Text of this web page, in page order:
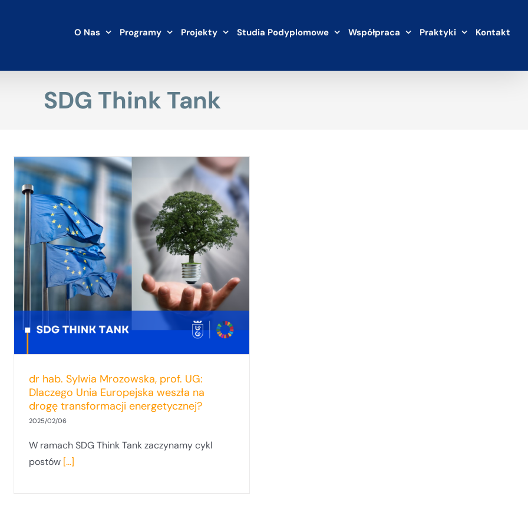
O Nas Programy Projekty Studia Podyplomowe Współpraca Praktyki Kontakt
SDG Think Tank
dr hab. Sylwia Mrozowska, prof. UG:
Dlaczego Unia Europejska weszła na
drogę transformacji energetycznej?
2025/02/06
W ramach SDG Think Tank zaczynamy cykl
postów [...]